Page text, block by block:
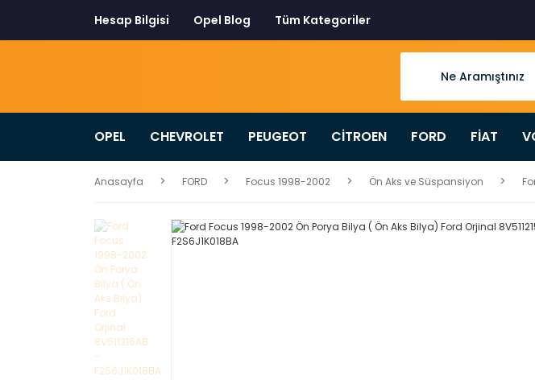
Hesap Bilgisi Opel Blog Tüm Kategoriler
OPEL CHEVROLET PEUGEOT CİTROEN FORD FİAT
Anasayfa FORD Focus 1998-2002 Ön Aks ve Süspansiyon